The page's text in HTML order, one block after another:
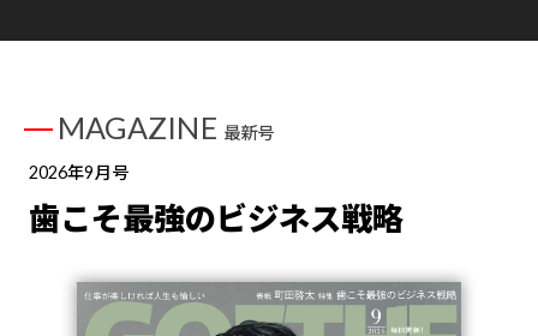
MAGAZINE 最新号
2026年9月号
歯こそ最強のビジネス戦略